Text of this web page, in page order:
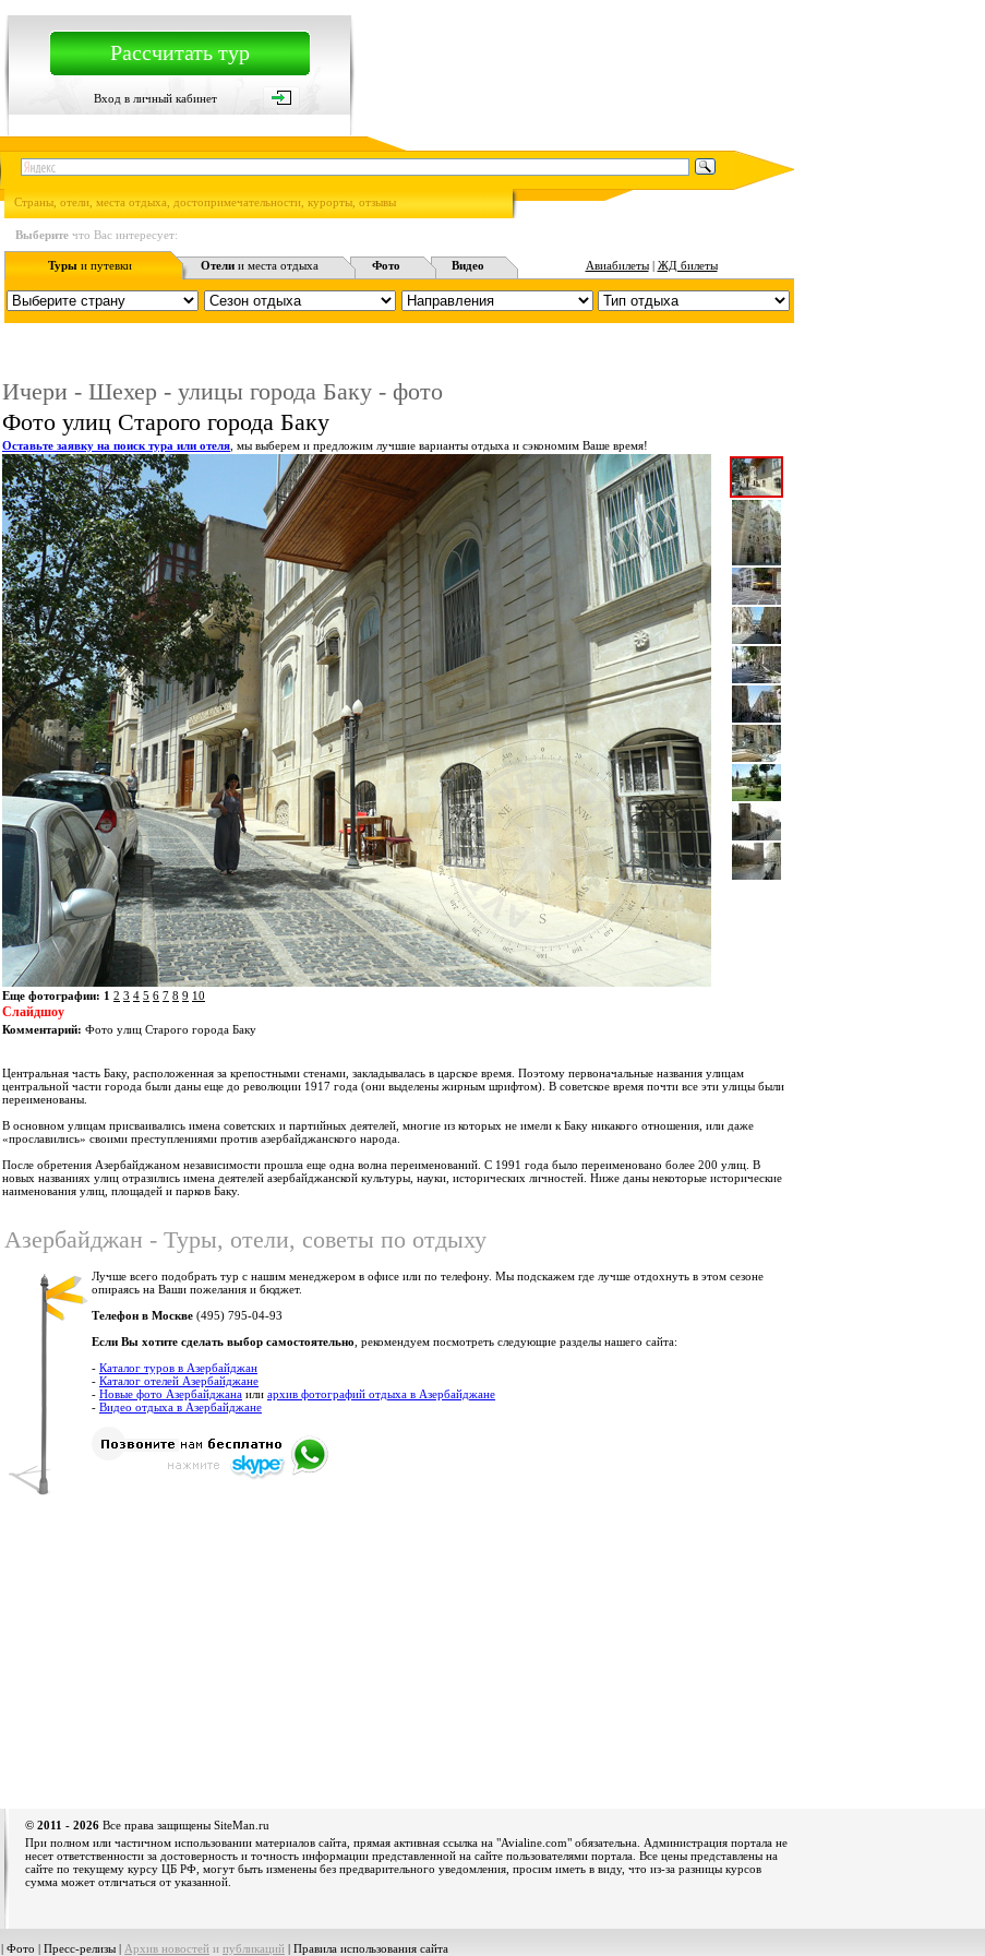
Рассчитать тур
Вход в личный кабинет
Страны, отели, места отдыха, достопримечательности, курорты, отзывы
Выберите что Вас интересует:
Турыи путевки Отели и места отдыха Фото Видео Авиабилеты| ЖД билеты
Ичери - Шехер - улицы города Баку - фото
Фото улиц Старого города Баку
Оставьте заявку на поиск тура или отеля , мы выберем и предложим лучшие варианты отдыха и сэкономим Ваше время!
Еще фотографии: 1 2 3 4 5 6 7 8 9 10
Слайдшоу
Комментарий: Фото улиц Старого города Баку
Центральная часть Баку, расположенная за крепостными стенами, закладывалась в царское время. Поэтому первоначальные названия улицам
центральной части города были даны еще до революции 1917 года (они выделены жирным шрифтом). В советское время почти все эти улицы были
переименованы.
В основном улицам присваивались имена советских и партийных деятелей, многие из которых не имели к Баку никакого отношения, или даже
«прославились» своими преступлениями против азербайджанского народа.
После обретения Азербайджаном независимости прошла еще одна волна переименований. С 1991 года было переименовано более 200 улиц. В
новых названиях улиц отразились имена деятелей азербайджанской культуры, науки, исторических личностей. Ниже даны некоторые исторические
наименования улиц, площадей и парков Баку.
Азербайджан - Туры, отели, советы по отдыху
Лучше всего подобрать тур с нашим менеджером в офисе или по телефону. Мы подскажем где лучше отдохнуть в этом сезоне
опираясь на Ваши пожелания и бюджет.
Телефон в Москве (495) 795-04-93
Если Вы хотите сделать выбор самостоятельно , рекомендуем посмотреть следующие разделы нашего сайта:
- Каталог туров в Азербайджан
- Каталог отелей Азербайджане
- Новые фото Азербайджана или архив фотографий отдыха в Азербайджане
- Видео отдыха в Азербайджане
© 2011 - 2026 Все права защищены SiteMan.ru
При полном или частичном использовании материалов сайта, прямая активная ссылка на "Avialine.com" обязательна. Администрация портала не
несет ответственности за достоверность и точность информации представленной на сайте пользователями портала. Все цены представлены на
сайте по текущему курсу ЦБ РФ, могут быть изменены без предварительного уведомления, просим иметь в виду, что из-за разницы курсов
сумма может отличаться от указанной.
| Фото | Пресс-релизы | Архив новостей и публикаций | Правила использования сайта